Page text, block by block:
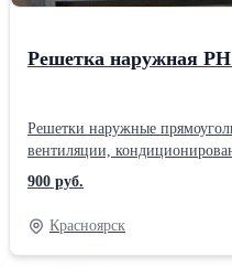
Решетка наружная РН
Решетки наружные
вентиляции,
притока и выброса воздуха.
прямоугольную основу с
декоративными фланцами.
900 руб.
Красноярск